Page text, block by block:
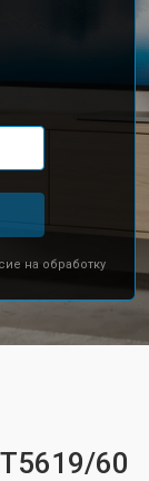
на обработку
60